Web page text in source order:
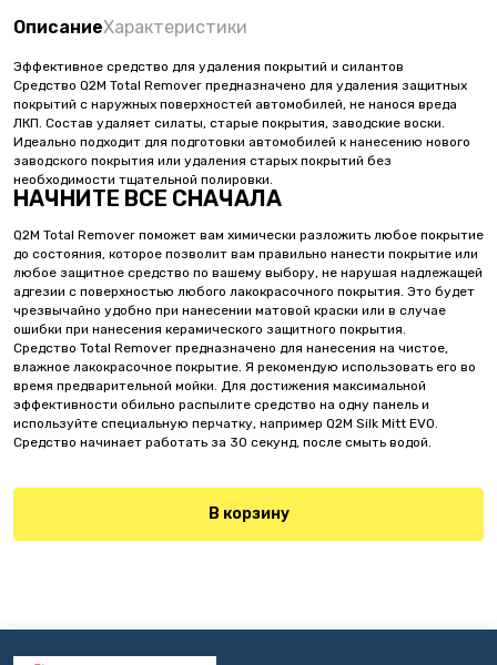
ОписаниеХарактеристики
Эффективное средство для удаления покрытий и силантов
Средство Q2M Total Remover предназначено для удаления защитных
покрытий с наружных поверхностей автомобилей, не нанося вреда
ЛКП. Состав удаляет силаты, старые покрытия, заводские воски.
Идеально подходит для подготовки автомобилей к нанесению нового
заводского покрытия или удаления старых покрытий без
необходимости тщательной полировки.
НАЧНИТЕ ВСЕ СНАЧАЛА
Q2M Total Remover поможет вам химически разложить любое покрытие
до состояния, которое позволит вам правильно нанести покрытие или
любое защитное средство по вашему выбору, не нарушая надлежащей
адгезии с поверхностью любого лакокрасочного покрытия. Это будет
чрезвычайно удобно при нанесении матовой краски или в случае
ошибки при нанесения керамического защитного покрытия.
Средство Total Remover предназначено для нанесения на чистое,
влажное лакокрасочное покрытие. Я рекомендую использовать его во
время предварительной мойки. Для достижения максимальной
эффективности обильно распылите средство на одну панель и
используйте специальную перчатку, например Q2M Silk Mitt EVO.
Средство начинает работать за 30 секунд, после смыть водой.
В корзину